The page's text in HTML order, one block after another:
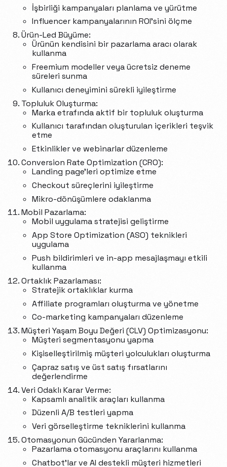
İşbirliği kampanyaları planlama ve yürütme
Influencer kampanyalarının ROI’sini ölçme
Ürün-Led Büyüme:
Ürünün kendisini bir pazarlama aracı olarak
kullanma
Freemium modeller veya ücretsiz deneme
süreleri sunma
Kullanıcı deneyimini sürekli iyileştirme
Topluluk Oluşturma:
Marka etrafında aktif bir topluluk oluşturma
Kullanıcı tarafından oluşturulan içerikleri teşvik
etme
Etkinlikler ve webinarlar düzenleme
Conversion Rate Optimization (CRO):
Landing page’leri optimize etme
Checkout süreçlerini iyileştirme
Mikro-dönüşümlere odaklanma
Mobil Pazarlama:
Mobil uygulama stratejisi geliştirme
App Store Optimization (ASO) teknikleri
uygulama
Push bildirimleri ve in-app mesajlaşmayı etkili
kullanma
Ortaklık Pazarlaması:
Stratejik ortaklıklar kurma
Affiliate programları oluşturma ve yönetme
Co-marketing kampanyaları düzenleme
Müşteri Yaşam Boyu Değeri (CLV) Optimizasyonu:
Müşteri segmentasyonu yapma
Kişiselleştirilmiş müşteri yolculukları oluşturma
Çapraz satış ve üst satış fırsatlarını
değerlendirme
Veri Odaklı Karar Verme:
Kapsamlı analitik araçları kullanma
Düzenli A/B testleri yapma
Veri görselleştirme tekniklerini kullanma
Otomasyonun Gücünden Yararlanma:
Pazarlama otomasyonu araçlarını kullanma
Chatbot’lar ve AI destekli müşteri hizmetleri